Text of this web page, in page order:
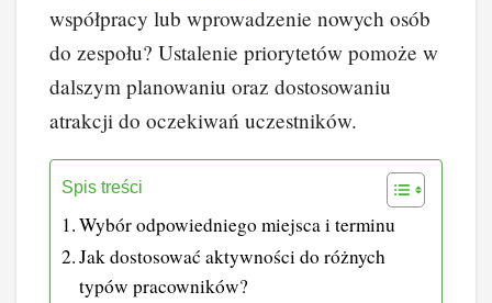
współpracy lub wprowadzenie nowych osób
do zespołu? Ustalenie priorytetów pomoże w
dalszym planowaniu oraz dostosowaniu
atrakcji do oczekiwań uczestników.
Spis treści
Wybór odpowiedniego miejsca i terminu
Jak dostosować aktywności do różnych
typów pracowników?